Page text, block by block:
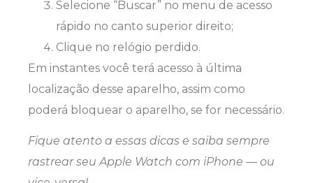
Selecione “Buscar” no menu de acesso
rápido no canto superior direito;
Clique no relógio perdido.
Em instantes você terá acesso à última
localização desse aparelho, assim como
poderá bloquear o aparelho, se for necessário.
Fique atento a essas dicas e saiba sempre
rastrear seu Apple Watch com iPhone — ou